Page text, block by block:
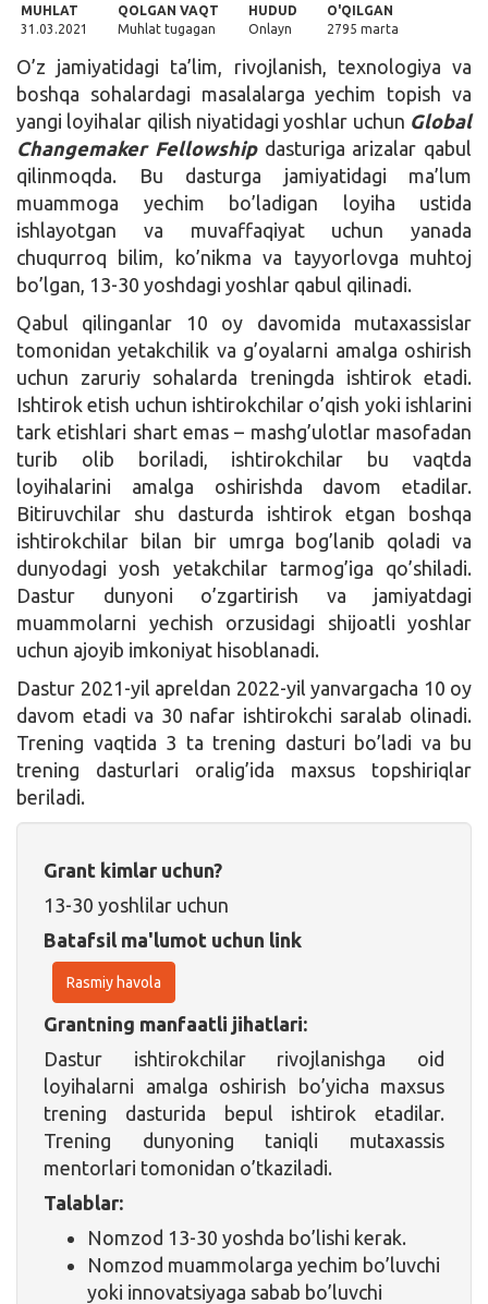
MUHLAT
31.03.2021
QOLGAN VAQT
Muhlat tugagan
HUDUD
Onlayn
O'QILGAN
2795 marta
O’z jamiyatidagi ta’lim, rivojlanish, texnologiya va
boshqa sohalardagi masalalarga yechim topish va
yangi loyihalar qilish niyatidagi yoshlar uchun Global
Changemaker Fellowshipdasturiga arizalar qabul
qilinmoqda. Bu dasturga jamiyatidagi ma’lum
muammoga yechim bo’ladigan loyiha ustida
ishlayotgan va muvaffaqiyat uchun yanada
chuqurroq bilim, ko’nikma va tayyorlovga muhtoj
bo’lgan, 13-30 yoshdagi yoshlar qabul qilinadi.
Qabul qilinganlar 10 oy davomida mutaxassislar
tomonidan yetakchilik va g’oyalarni amalga oshirish
uchun zaruriy sohalarda treningda ishtirok etadi.
Ishtirok etish uchun ishtirokchilar o’qish yoki ishlarini
tark etishlari shart emas – mashg’ulotlar masofadan
turib olib boriladi, ishtirokchilar bu vaqtda
loyihalarini amalga oshirishda davom etadilar.
Bitiruvchilar shu dasturda ishtirok etgan boshqa
ishtirokchilar bilan bir umrga bog’lanib qoladi va
dunyodagi yosh yetakchilar tarmog’iga qo’shiladi.
Dastur dunyoni o’zgartirish va jamiyatdagi
muammolarni yechish orzusidagi shijoatli yoshlar
uchun ajoyib imkoniyat hisoblanadi.
Dastur 2021-yil apreldan 2022-yil yanvargacha 10 oy
davom etadi va 30 nafar ishtirokchi saralab olinadi.
Trening vaqtida 3 ta trening dasturi bo’ladi va bu
trening dasturlari oralig’ida maxsus topshiriqlar
beriladi.
Grant kimlar uchun?
13-30 yoshlilar uchun
Batafsil ma'lumot uchun link
Rasmiy havola
Grantning manfaatli jihatlari:
Dastur ishtirokchilar rivojlanishga oid
loyihalarni amalga oshirish bo’yicha maxsus
trening dasturida bepul ishtirok etadilar.
Trening dunyoning taniqli mutaxassis
mentorlari tomonidan o’tkaziladi.
Talablar:
Nomzod 13-30 yoshda bo’lishi kerak.
Nomzod muammolarga yechim bo’luvchi
yoki innovatsiyaga sabab bo’luvchi